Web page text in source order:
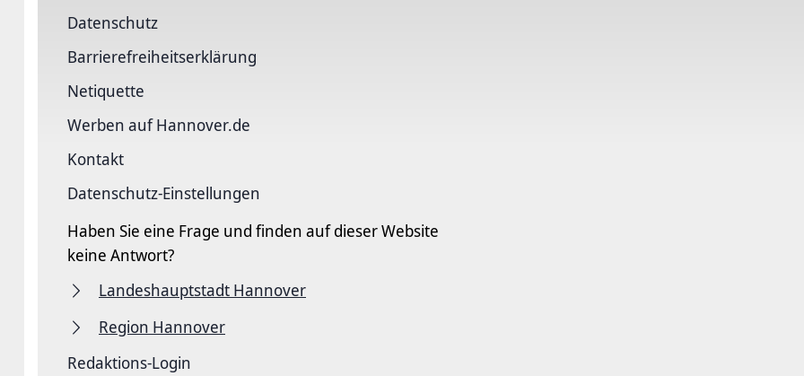
Datenschutz
Barriere­freiheits­erklärung
Netiquette
Werben auf Hannover.de
Kontakt
Datenschutz-Einstellungen
Haben Sie eine Frage und finden auf dieser Website
keine Antwort?
Landeshauptstadt Hannover
Region Hannover
Redaktions-Login